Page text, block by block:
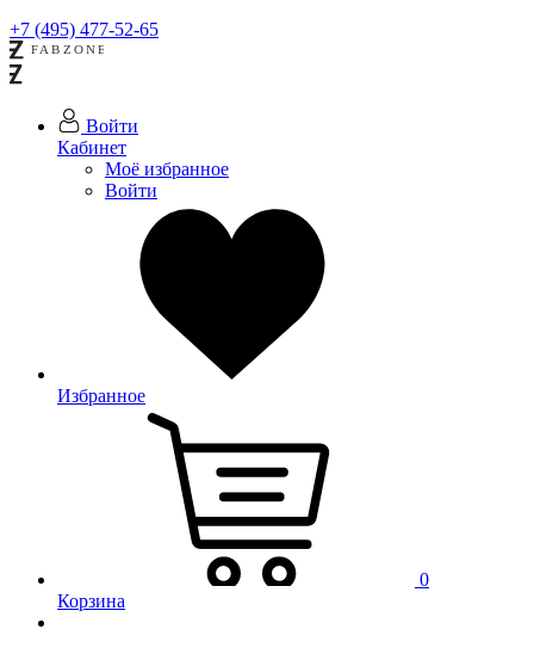
+7 (495) 477-52-65
Войти
Кабинет
Моё избранное
Войти
Избранное
0
Корзина